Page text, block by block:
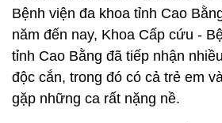
Bệnh viện đa khoa tỉnh Cao
năm đến nay, Khoa Cấp cứu -
tỉnh Cao Bằng đã tiếp nhận
độc cắn, trong đó có cả trẻ em
gặp những ca rất nặng nề.